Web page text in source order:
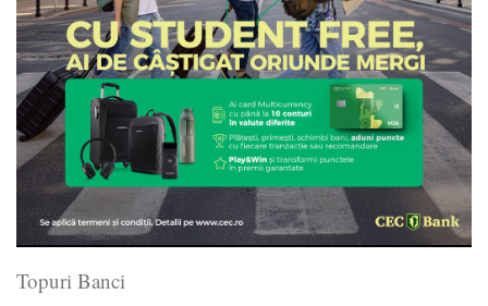
Topuri Banci